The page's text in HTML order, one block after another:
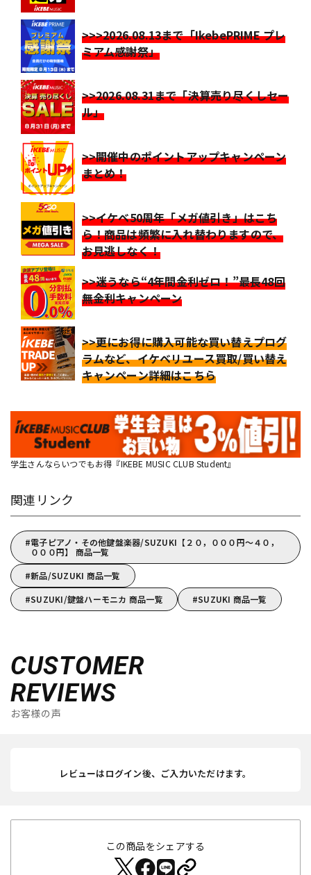
>>>2026.08.13まで「IkebePRIME プレ
ミアム感謝祭」
>>2026.08.31まで「決算売り尽くしセー
ル」
>>開催中のポイントアップキャンペーン
まとめ！
>>イケベ50周年「メガ値引き」はこち
ら！商品は頻繁に入れ替わりますので、
お見逃しなく！
>>迷うなら“4年間金利ゼロ！”最長48回
無金利キャンペーン
>>更にお得に購入可能な買い替えプログ
ラムなど、イケベリユース買取/買い替え
キャンペーン詳細はこちら
学生さんならいつでもお得『IKEBE MUSIC CLUB Student』
関連リンク
電子ピアノ・その他鍵盤楽器/SUZUKI【２０，０００円～４０，
０００円】 商品一覧
新品/SUZUKI 商品一覧
SUZUKI/鍵盤ハーモニカ 商品一覧
SUZUKI 商品一覧
CUSTOMER
REVIEWS
お客様の声
レビューはログイン後、ご入力いただけます。
この商品をシェアする